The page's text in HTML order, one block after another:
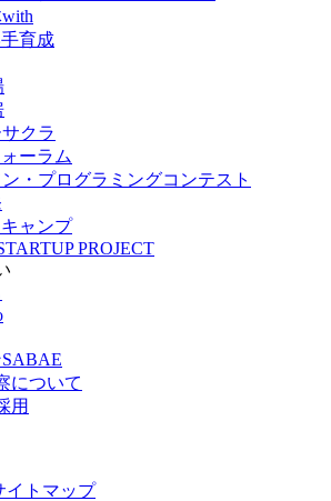
育成
クラ
ーラム
・プログラミングコンテスト
ャンプ
PROJECT
について
用
イトマップ